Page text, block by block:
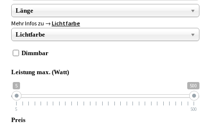
Länge
Mehr Infos zu → Lichtfarbe
Lichtfarbe
Dimmbar
Leistung max. (Watt)
5 500
5 500
Preis